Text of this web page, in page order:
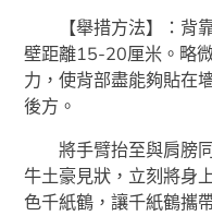
【舉措方法】：背
壁距離15-20厘米。略
力，使背部盡能夠貼在
後方。
將手臂抬至與肩膀
牛土豪見狀，立刻將身
色千紙鶴，讓千紙鶴攜